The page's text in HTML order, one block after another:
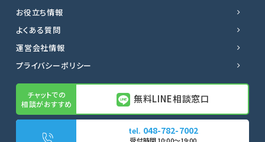
お役立ち情報
よくある質問
運営会社情報
プライバシーポリシー
無料LINE相談窓口
048-782-7002